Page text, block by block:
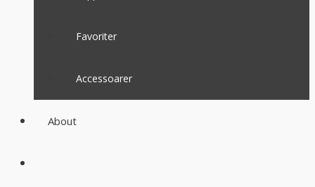
Favoriter
Accessoarer
About